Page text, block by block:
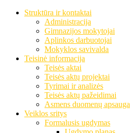
Struktūra ir kontaktai
Administracija
Gimnazijos mokytojai
Aplinkos darbuotojai
Mokyklos savivalda
Teisinė informacija
Teisės aktai
Teisės aktų projektai
Tyrimai ir analizės
Teisės aktų pažeidimai
Asmens duomenų apsauga
Veiklos sritys
Formalusis ugdymas